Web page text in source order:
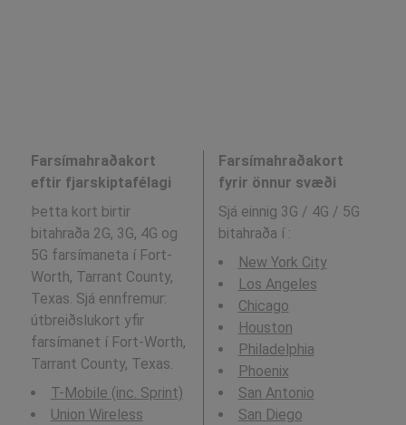
Farsímahraðakort
eftir fjarskiptafélagi
Þetta kort birtir
bitahraða 2G, 3G, 4G og
5G farsímaneta í Fort-
Worth, Tarrant County,
Texas. Sjá ennfremur:
útbreiðslukort yfir
farsímanet í Fort-Worth,
Tarrant County, Texas.
T-Mobile (inc. Sprint)
Union Wireless
Farsímahraðakort
fyrir önnur svæði
Sjá einnig 3G / 4G / 5G
bitahraða í :
New York City
Los Angeles
Chicago
Houston
Philadelphia
Phoenix
San Antonio
San Diego